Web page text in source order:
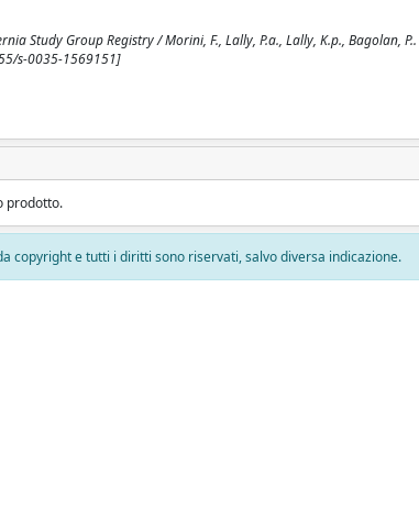
Study Group Registry / Morini, F., Lally, P.a., Lally, K.p., Bagolan, P.. -
s-0035-1569151]
prodotto.
copyright e tutti i diritti sono riservati, salvo diversa indicazione.